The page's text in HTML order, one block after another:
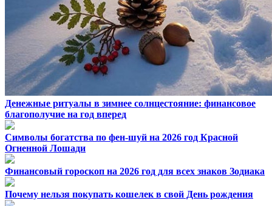
Денежные ритуалы в зимнее солнцестояние: финансовое
благополучие на год вперед
Символы богатства по фен-шуй на 2026 год Красной
Огненной Лошади
Финансовый гороскоп на 2026 год для всех знаков Зодиака
Почему нельзя покупать кошелек в свой День рождения